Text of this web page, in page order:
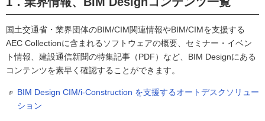
国土交通省・業界団体のBIM/CIM関連情報やBIM/CIMを支援する
AEC Collectionに含まれるソフトウェアの概要、セミナー・イベン
ト情報、建設通信新聞の特集記事（PDF）など、BIM Designにある
コンテンツを素早く確認することができます。
BIM Design CIM/i-Construction を支援するオートデスクソリュー
ション